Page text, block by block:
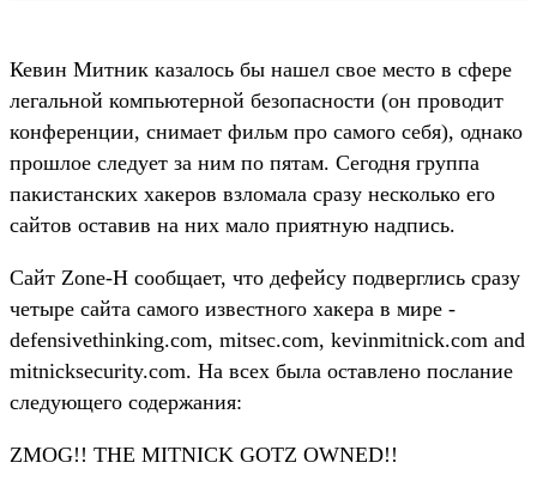
Кевин Митник казалось бы нашел свое место в сфере
легальной компьютерной безопасности (он проводит
конференции, снимает фильм про самого себя), однако
прошлое следует за ним по пятам. Сегодня группа
пакистанских хакеров взломала сразу несколько его
сайтов оставив на них мало приятную надпись.
Сайт Zone-H сообщает, что дефейсу подверглись сразу
четыре сайта самого известного хакера в мире -
defensivethinking.com, mitsec.com, kevinmitnick.com and
mitnicksecurity.com. На всех была оставлено послание
следующего содержания:
ZMOG!! THE MITNICK GOTZ OWNED!!